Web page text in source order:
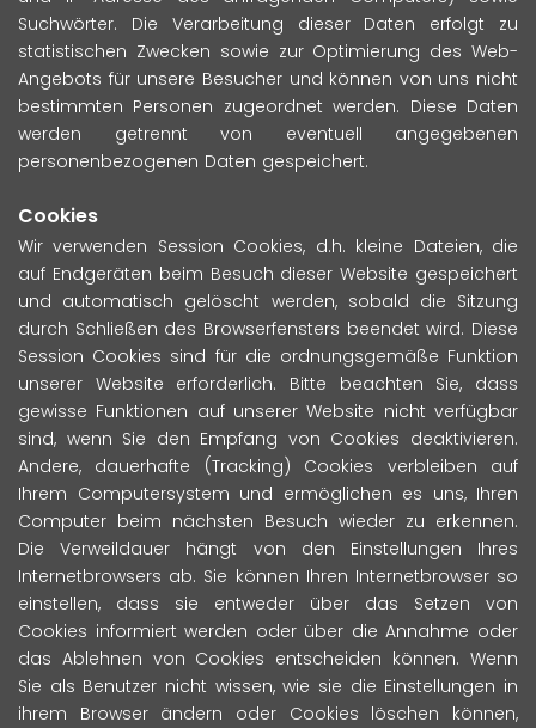
Suchwörter. Die Verarbeitung dieser Daten erfolgt zu
statistischen Zwecken sowie zur Optimierung des Web-
Angebots für unsere Besucher und können von uns nicht
bestimmten Personen zugeordnet werden. Diese Daten
werden getrennt von eventuell angegebenen
personenbezogenen Daten gespeichert.
Cookies
Wir verwenden Session Cookies, d.h. kleine Dateien, die
auf Endgeräten beim Besuch dieser Website gespeichert
und automatisch gelöscht werden, sobald die Sitzung
durch Schließen des Browserfensters beendet wird. Diese
Session Cookies sind für die ordnungsgemäße Funktion
unserer Website erforderlich. Bitte beachten Sie, dass
gewisse Funktionen auf unserer Website nicht verfügbar
sind, wenn Sie den Empfang von Cookies deaktivieren.
Andere, dauerhafte (Tracking) Cookies verbleiben auf
Ihrem Computersystem und ermöglichen es uns, Ihren
Computer beim nächsten Besuch wieder zu erkennen.
Die Verweildauer hängt von den Einstellungen Ihres
Internetbrowsers ab. Sie können Ihren Internetbrowser so
einstellen, dass sie entweder über das Setzen von
Cookies informiert werden oder über die Annahme oder
das Ablehnen von Cookies entscheiden können. Wenn
Sie als Benutzer nicht wissen, wie sie die Einstellungen in
ihrem Browser ändern oder Cookies löschen können,